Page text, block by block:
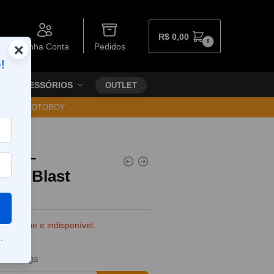
Minha Conta Pedidos
R$ 0,00 0
ACESSÓRIOS OUTLET
VIA MOTOBOY
–
Blast
estoque e indisponível.
entrega
×